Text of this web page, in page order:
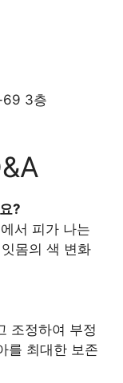
69 3층
?
서 피가 나는
몸의 색 변화
조정하여 부정
를 최대한 보존